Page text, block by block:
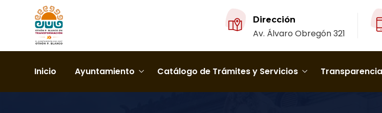
Dirección
Av. Álvaro Obregón 321
Inicio Ayuntamiento Catálogo de Trámites y Servicios Transparencia